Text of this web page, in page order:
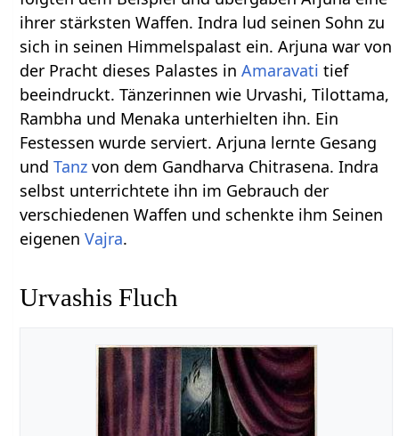
ihrer stärksten Waffen. Indra lud seinen Sohn zu
sich in seinen Himmelspalast ein. Arjuna war von
der Pracht dieses Palastes inAmaravati tief
beeindruckt. Tänzerinnen wie Urvashi, Tilottama,
Rambha und Menaka unterhielten ihn. Ein
Festessen wurde serviert. Arjuna lernte Gesang
undTanz von dem Gandharva Chitrasena. Indra
selbst unterrichtete ihn im Gebrauch der
verschiedenen Waffen und schenkte ihm Seinen
eigenenVajra.
Urvashis Fluch